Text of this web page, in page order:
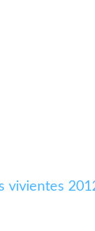
vivientes